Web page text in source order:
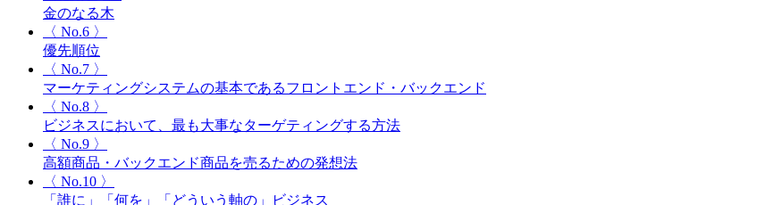
金のなる木
〈 No.6 〉
優先順位
〈 No.7 〉
マーケティングシステムの基本であるフロントエンド・バックエンド
〈 No.8 〉
ビジネスにおいて、最も大事なターゲティングする方法
〈 No.9 〉
高額商品・バックエンド商品を売るための発想法
〈 No.10 〉
「誰に」「何を」「どういう軸の」ビジネス